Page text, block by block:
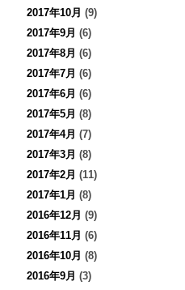
2017年10月 (9)
2017年9月 (6)
2017年8月 (6)
2017年7月 (6)
2017年6月 (6)
2017年5月 (8)
2017年4月 (7)
2017年3月 (8)
2017年2月 (11)
2017年1月 (8)
2016年12月 (9)
2016年11月 (6)
2016年10月 (8)
2016年9月 (3)